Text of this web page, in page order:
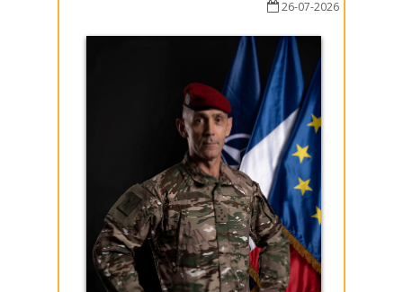
26-07-2026